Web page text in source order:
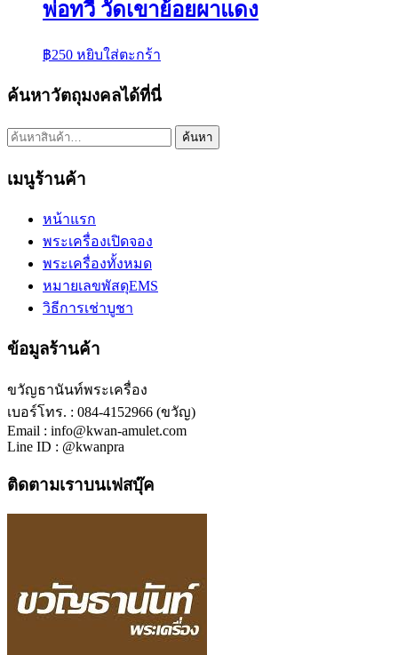
พ่อทวี วัดเขาย้อยผาแดง
฿250 หยิบใส่ตะกร้า
ค้นหาวัตถุมงคลได้ที่นี่
ค้นหา: ค้นหา
เมนูร้านค้า
หน้าแรก
พระเครื่องเปิดจอง
พระเครื่องทั้งหมด
หมายเลขพัสดุEMS
วิธีการเช่าบูชา
ข้อมูลร้านค้า
ขวัญธานันท์พระเครื่อง
เบอร์โทร. : 084-4152966 (ขวัญ)
Email : info@kwan-amulet.com
Line ID : @kwanpra
ติดตามเราบนเฟสบุ๊ค